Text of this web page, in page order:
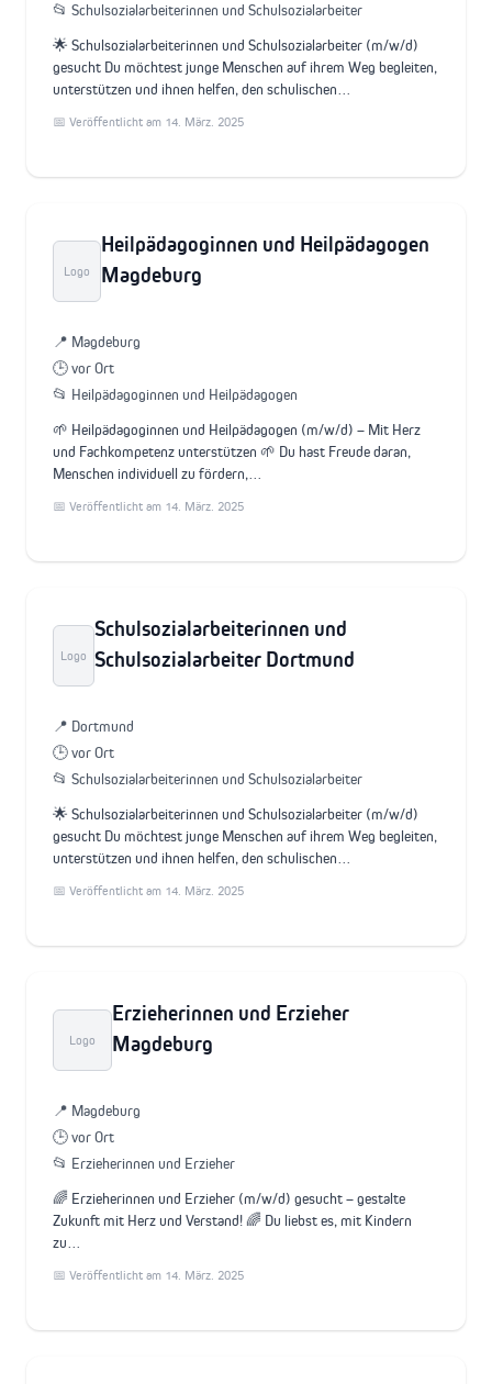
📂 Schulsozialarbeiterinnen und Schulsozialarbeiter
🌟 Schulsozialarbeiterinnen und Schulsozialarbeiter (m/w/d)
gesucht Du möchtest junge Menschen auf ihrem Weg begleiten,
unterstützen und ihnen helfen, den schulischen…
📅 Veröffentlicht am 14. März. 2025
Logo
Heilpädagoginnen und Heilpädagogen
Magdeburg
📍 Magdeburg
🕒 vor Ort
📂 Heilpädagoginnen und Heilpädagogen
🌱 Heilpädagoginnen und Heilpädagogen (m/w/d) – Mit Herz
und Fachkompetenz unterstützen 🌱 Du hast Freude daran,
Menschen individuell zu fördern,…
📅 Veröffentlicht am 14. März. 2025
Logo
Schulsozialarbeiterinnen und
Schulsozialarbeiter Dortmund
📍 Dortmund
🕒 vor Ort
📂 Schulsozialarbeiterinnen und Schulsozialarbeiter
🌟 Schulsozialarbeiterinnen und Schulsozialarbeiter (m/w/d)
gesucht Du möchtest junge Menschen auf ihrem Weg begleiten,
unterstützen und ihnen helfen, den schulischen…
📅 Veröffentlicht am 14. März. 2025
Logo
Erzieherinnen und Erzieher
Magdeburg
📍 Magdeburg
🕒 vor Ort
📂 Erzieherinnen und Erzieher
🌈 Erzieherinnen und Erzieher (m/w/d) gesucht – gestalte
Zukunft mit Herz und Verstand! 🌈 Du liebst es, mit Kindern
zu…
📅 Veröffentlicht am 14. März. 2025